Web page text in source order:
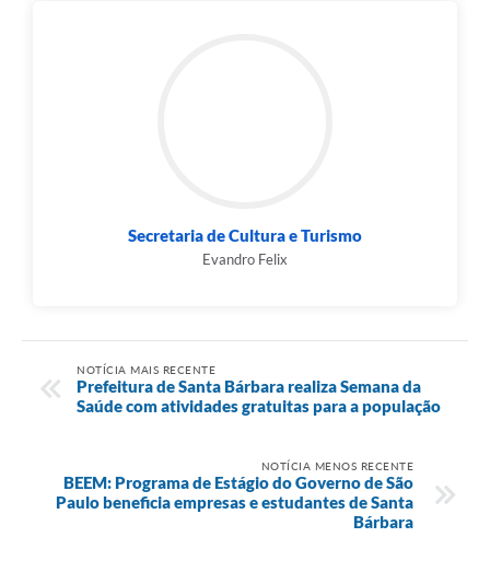
Secretaria de Cultura e Turismo
Evandro Felix
NOTÍCIA MAIS RECENTE
Prefeitura de Santa Bárbara realiza Semana da
Saúde com atividades gratuitas para a população
NOTÍCIA MENOS RECENTE
BEEM: Programa de Estágio do Governo de São
Paulo beneficia empresas e estudantes de Santa
Bárbara